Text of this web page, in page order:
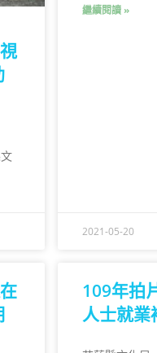
繼續閱讀 »
2021-05-20
109年拍
人士就業